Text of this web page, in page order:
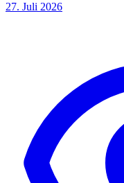
27. Juli 2026